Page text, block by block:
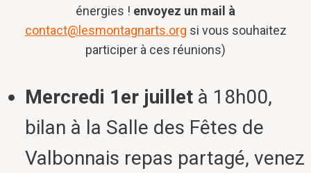
énergies ! envoyez un mail à
contact@lesmontagnarts.org si vous souhaitez
participer à ces réunions)
Mercredi 1er juillet à 18h00,
bilan à la Salle des Fêtes de
Valbonnais repas partagé, venez